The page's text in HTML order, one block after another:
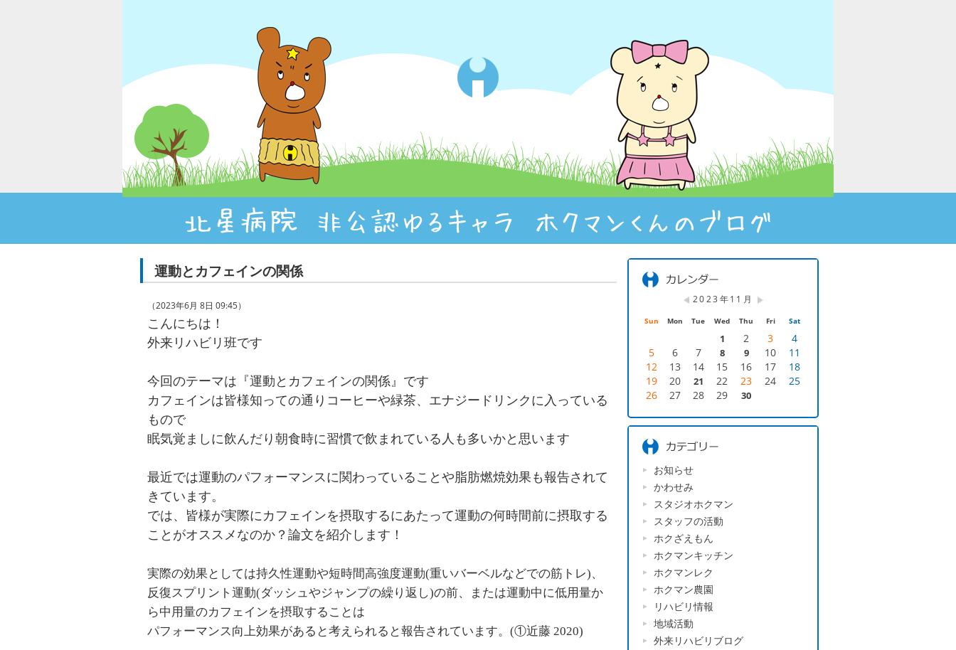
運動とカフェインの関係
（2023年6月 8日 09:45）
こんにちは！
外来リハビリ班です
今回のテーマは『運動とカフェインの関係』です
カフェインは皆様知っての通りコーヒーや緑茶、エナジードリンクに入っている
もので
眠気覚ましに飲んだり朝食時に習慣で飲まれている人も多いかと思います
最近では運動のパフォーマンスに関わっていることや脂肪燃焼効果も報告されて
きています。
では、皆様が実際にカフェインを摂取するにあたって運動の何時間前に摂取する
ことがオススメなのか？論文を紹介します！
実際の効果としては持久性運動や短時間高強度運動(重いバーベルなどでの筋トレ)、
反復スプリント運動(ダッシュやジャンプの繰り返し)の前、または運動中に低用量か
ら中用量のカフェインを摂取することは
パフォーマンス向上効果があると考えられると報告されています。(①近藤 2020)
2023年11月
Sun Mon Tue Wed Thu Fri Sat
1 2 3
4
5
6 7 8 9 10
11
12
13 14 15 16 17
18
19
20 21 22 23 24
25
26
27 28 29 30
お知らせ
かわせみ
スタジオホクマン
スタッフの活動
ホクざえもん
ホクマンキッチン
ホクマンレク
ホクマン農園
リハビリ情報
地域活動
外来リハビリブログ